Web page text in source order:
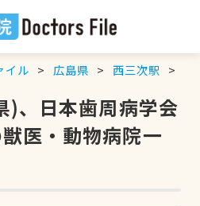
イル 広島県 西三次駅
)、日本歯周病学会
医・動物病院一